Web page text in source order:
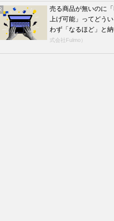
売る商品が無いのに
上げ可能」ってどう
わず「なるほど」と
式会社Fulmo）